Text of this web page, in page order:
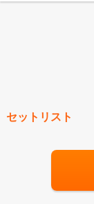
セットリスト